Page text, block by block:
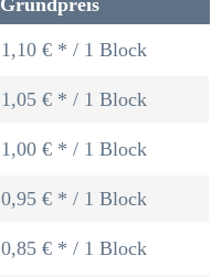
Grundpreis
1,10 € * / 1 Block
1,05 € * / 1 Block
1,00 € * / 1 Block
0,95 € * / 1 Block
0,85 € * / 1 Block